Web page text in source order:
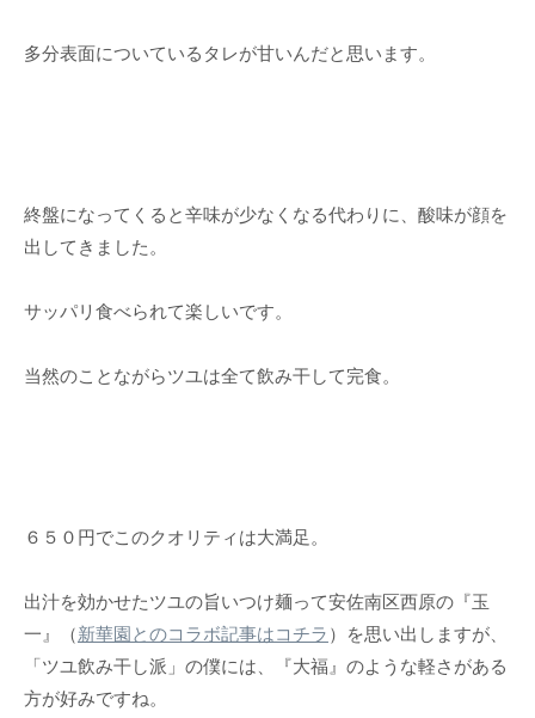
多分表面についているタレが甘いんだと思います。
終盤になってくると辛味が少なくなる代わりに、酸味が顔を
出してきました。
サッパリ食べられて楽しいです。
当然のことながらツユは全て飲み干して完食。
６５０円でこのクオリティは大満足。
出汁を効かせたツユの旨いつけ麺って安佐南区西原の『玉
一』（新華園とのコラボ記事はコチラ ）を思い出しますが、
「ツユ飲み干し派」の僕には、『大福』のような軽さがある
方が好みですね。